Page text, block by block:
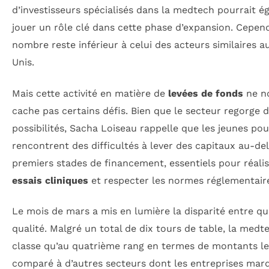
d’investisseurs spécialisés dans la medtech pourrait
jouer un rôle clé dans cette phase d’expansion.
nombre reste inférieur à celui des acteurs similaires
Unis.
Mais cette activité en matière de levées de fonds ne
cache pas certains défis. Bien que le secteur regorge
possibilités, Sacha Loiseau rappelle que les jeunes
rencontrent des difficultés à lever des capitaux au-
premiers stades de financement, essentiels pour
essais cliniques et respecter les normes
Le mois de mars a mis en lumière la disparité entre
qualité. Malgré un total de dix tours de table, la
classe qu’au quatrième rang en termes de montants
comparé à d’autres secteurs dont les entreprises